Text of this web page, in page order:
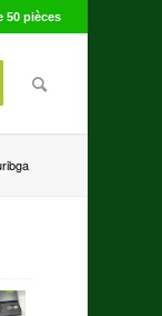
50 pièces